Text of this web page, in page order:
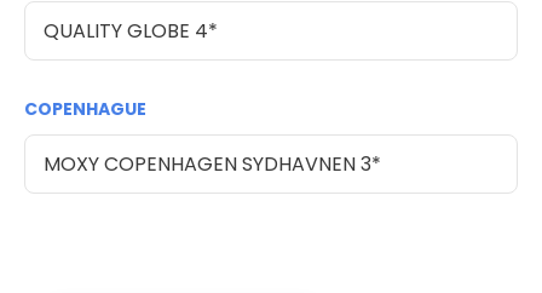
QUALITY GLOBE 4*
COPENHAGUE
MOXY COPENHAGEN SYDHAVNEN 3*